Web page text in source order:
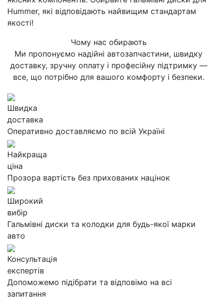
Hummer, які відповідають найвищим стандартам
якості!
Чому нас обирають
Ми пропонуємо надійні автозапчастини, швидку
доставку, зручну оплату і професійну підтримку —
все, що потрібно для вашого комфорту і безпеки.
Швидка
доставка
Оперативно доставляємо по всій Україні
Найкраща
ціна
Прозора вартість без прихованих націнок
Широкий
вибір
Гальмівні диски та колодки для будь-якої марки
авто
Консультація
експертів
Допоможемо підібрати та відповімо на всі
запитання